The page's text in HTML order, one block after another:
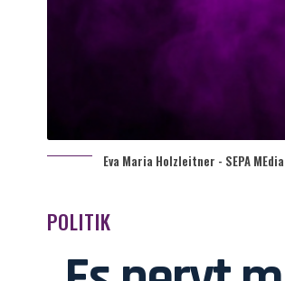
Eva Maria Holzleitner - SEPA
POLITIK